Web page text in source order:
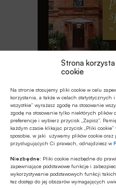
Strona
cookie
Na stronie stosujemy pliki cookie w celu
korzystania, a także w celach
wszystkie” wyrażasz zgodę na stosowanie
zgodę na stosowanie tylko niektórych plików
preferencje i wybierz przycisk „Zapisz”.
każdym czasie klikając przycisk „Pliki
sposobie, w jaki używamy plików cookie oraz
przysługujących Ci prawach, odnajdziesz w
Niezbędne: Pliki cookie niezbędne do
zapewniające podstawowe funkcje i
wykorzystywanie podstawowych funkcji
tez dostęp do jej obszarów wymagających
Najnowsze
EDUKACJA
Od
EDUKACJA
Przedszkole